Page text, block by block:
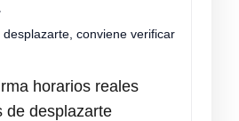
conviene verificar
horarios reales
de desplazarte